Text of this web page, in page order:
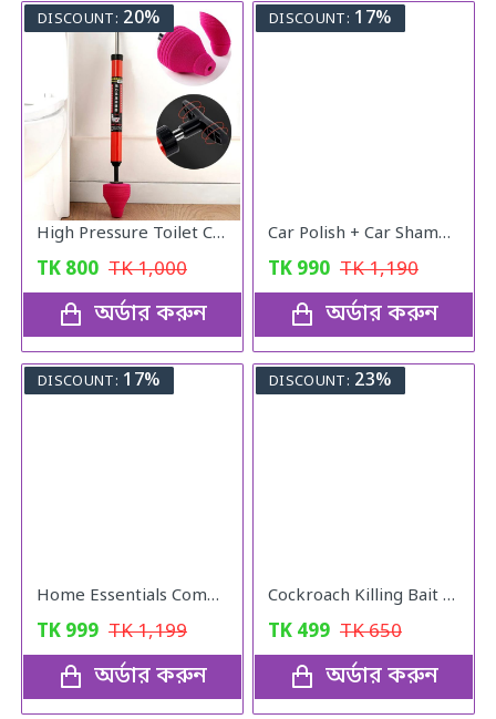
DISCOUNT: 20%
High Pressure Toilet Cleaning PUMP
TK 800 TK1,000
অর্ডার করুন
DISCOUNT: 17%
Car Polish + Car Shampoo
TK 990 TK1,190
অর্ডার করুন
DISCOUNT: 17%
Home Essentials Combo Pack
TK 999 TK1,199
অর্ডার করুন
DISCOUNT: 23%
Cockroach Killing Bait Powder (5 pcs)
TK 499 TK650
অর্ডার করুন